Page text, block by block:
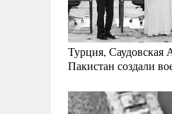
Турция, Саудовская
Пакистан создали